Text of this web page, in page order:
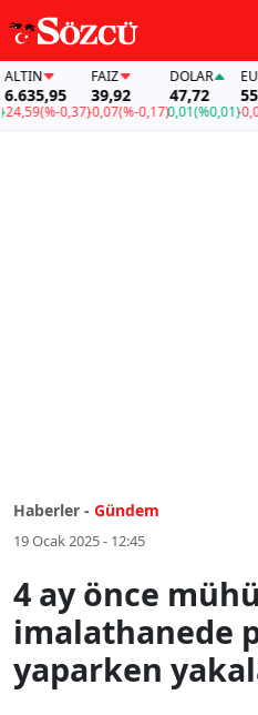
(%-0,37)
FAİZ
39,92
-0,07(%-0,17)
DOLAR
47,72
0,01(%0,01)
EURO
-0,03
Haberler - Gündem
19 Ocak 2025 - 12:45
4 ay önce
imalathanede
yaparken